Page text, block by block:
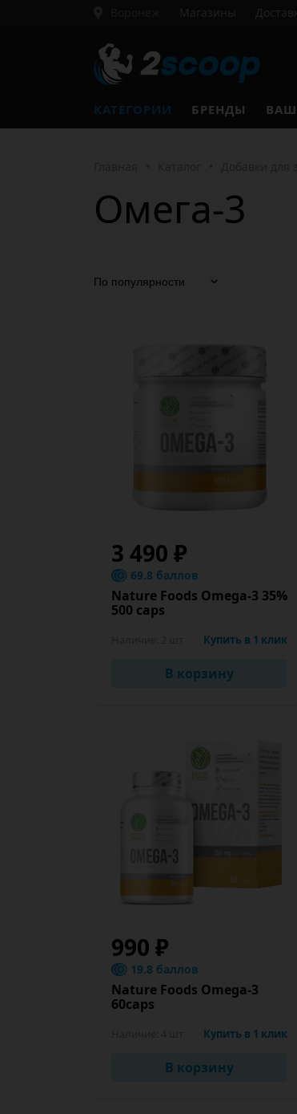
Магазины
КАТЕГОРИИ БРЕНДЫ
Омега-3
3 490 ₽
69.8 баллов
Nature Foods Omega-3 35%
500 caps
Купить в 1 клик
В корзину
990 ₽
19.8 баллов
Nature Foods Omega-3
60caps
Купить в 1 клик
В корзину